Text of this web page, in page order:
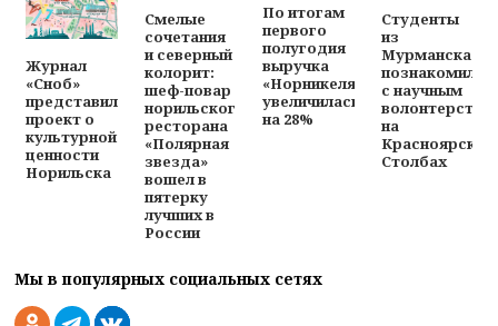
Журнал
«Сноб»
представил
проект о
культурной
ценности
Норильска
Смелые
сочетания
и северный
колорит:
шеф-повар
норильского
ресторана
«Полярная
звезда»
вошел в
пятерку
лучших в
России
По итогам
первого
полугодия
выручка
«Норникеля»
увеличилась
на 28%
Студенты
из
Мурманска
с научным
на
Красноярских
Столбах
Мы в популярных социальных сетях